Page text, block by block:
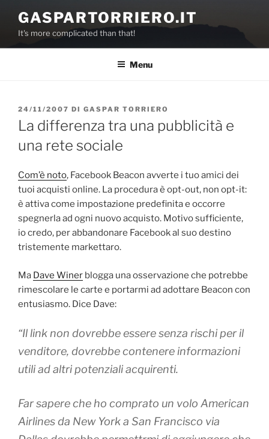
contenuto
GASPARTORRIERO.IT
It's more complicated than that!
Menu
PUBBLICATO
IL
24/11/2007 DI GASPAR TORRIERO
La differenza tra una pubblicità e
una rete sociale
Com’è noto, Facebook Beacon avverte i tuo amici dei
tuoi acquisti online. La procedura è opt-out, non opt-it:
è attiva come impostazione predefinita e occorre
spegnerla ad ogni nuovo acquisto. Motivo sufficiente,
io credo, per abbandonare Facebook al suo destino
tristemente markettaro.
Ma Dave Winer blogga una osservazione che potrebbe
rimescolare le carte e portarmi ad adottare Beacon con
entusiasmo. Dice Dave:
“Il link non dovrebbe essere senza rischi per il
venditore, dovrebbe contenere informazioni
utili ad altri potenziali acquirenti.
Far sapere che ho comprato un volo American
Airlines da New York a San Francisco via